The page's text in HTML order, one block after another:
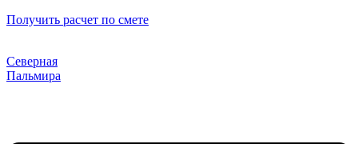
Получить расчет по смете
Северная
Пальмира